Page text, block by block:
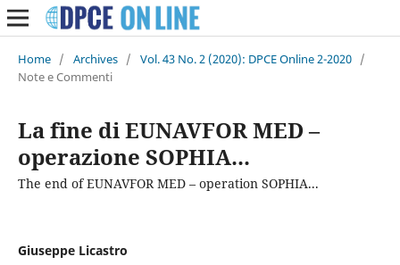
Home / Archives / Vol. 43 No. 2 (2020): DPCE Online 2-2020 /
Note e Commenti
La fine di EUNAVFOR MED –
operazione SOPHIA...
The end of EUNAVFOR MED – operation SOPHIA...
Giuseppe Licastro